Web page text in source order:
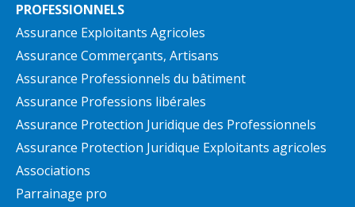
PROFESSIONNELS
Assurance Exploitants Agricoles
Assurance Commerçants, Artisans
Assurance Professionnels du bâtiment
Assurance Professions libérales
Assurance Protection Juridique des Professionnels
Assurance Protection Juridique Exploitants agricoles
Associations
Parrainage pro